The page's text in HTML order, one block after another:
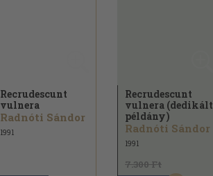
Recrudescunt
vulnera
Radnóti Sándor
1991
Recrudescunt
vulnera (dedikált
példány)
Radnóti Sándor
1991
7.300 Ft